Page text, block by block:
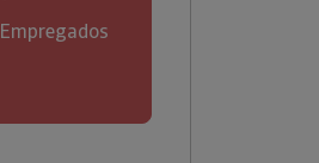
Empregados